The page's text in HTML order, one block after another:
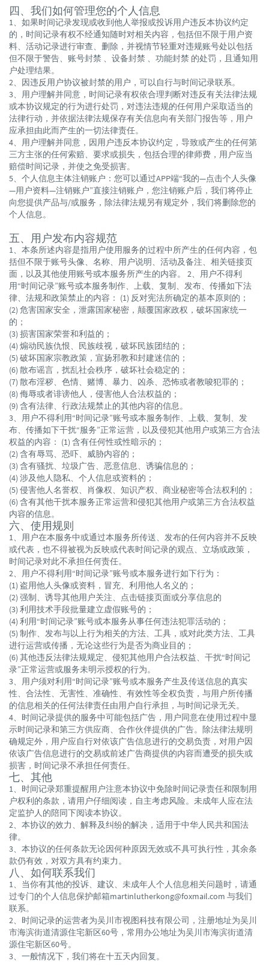
四、我们如何管理您的个人信息
1、如果时间记录发现或收到他人举报或投诉用户违反本协议约定
的，时间记录有权不经通知随时对相关内容，包括但不限于用户资
料、活动记录进行审查、删除，并视情节轻重对违规账号处以包括
但不限于警告、账号封禁 、设备封禁 、功能封禁 的处罚，且通知用
户处理结果。
2、因违反用户协议被封禁的用户，可以自行与时间记录联系。
3、用户理解并同意，时间记录有权依合理判断对违反有关法律法规
或本协议规定的行为进行处罚，对违法违规的任何用户采取适当的
法律行动，并依据法律法规保存有关信息向有关部门报告等，用户
应承担由此而产生的一切法律责任。
4、用户理解并同意，因用户违反本协议约定，导致或产生的任何第
三方主张的任何索赔、要求或损失，包括合理的律师费，用户应当
赔偿时间记录，并使之免受损害。
5、个人信息主体注销账户：您可以通过APP端“我的—点击个人头像
—用户资料—注销账户”直接注销账户，您注销账户后，我们将停止
向您提供产品与/或服务，除法律法规另有规定外，我们将删除您的
个人信息。
五、用户发布内容规范
1、本条所述内容是指用户使用服务的过程中所产生的任何内容，包
括但不限于账号头像、名称、用户说明、活动及备注、相关链接页
面，以及其他使用账号或本服务所产生的内容。 2、用户不得利
用“时间记录”账号或本服务制作、上载、复制、发布、传播如下法
律、法规和政策禁止的内容： (1) 反对宪法所确定的基本原则的；
(2) 危害国家安全，泄露国家秘密，颠覆国家政权，破坏国家统一
的；
(3) 损害国家荣誉和利益的；
(4) 煽动民族仇恨、民族歧视，破坏民族团结的；
(5) 破坏国家宗教政策，宣扬邪教和封建迷信的；
(6) 散布谣言，扰乱社会秩序，破坏社会稳定的；
(7) 散布淫秽、色情、赌博、暴力、凶杀、恐怖或者教唆犯罪的；
(8) 侮辱或者诽谤他人，侵害他人合法权益的；
(9) 含有法律、行政法规禁止的其他内容的信息。
3、用户不得利用“时间记录”账号或本服务制作、上载、复制、发
布、传播如下干扰“服务”正常运营，以及侵犯其他用户或第三方合法
权益的内容： (1) 含有任何性或性暗示的；
(2) 含有辱骂、恐吓、威胁内容的；
(3) 含有骚扰、垃圾广告、恶意信息、诱骗信息的；
(4) 涉及他人隐私、个人信息或资料的；
(5) 侵害他人名誉权、肖像权、知识产权、商业秘密等合法权利的；
(6) 含有其他干扰本服务正常运营和侵犯其他用户或第三方合法权益
内容的信息。
六、使用规则
1、用户在本服务中或通过本服务所传送、发布的任何内容并不反映
或代表，也不得被视为反映或代表时间记录的观点、立场或政策，
时间记录对此不承担任何责任。
2、用户不得利用“时间记录”账号或本服务进行如下行为：
(1) 盗用他人头像或资料，冒充、利用他人名义的；
(2) 强制、诱导其他用户关注、点击链接页面或分享信息的
(3) 利用技术手段批量建立虚假账号的；
(4) 利用“时间记录”账号或本服务从事任何违法犯罪活动的；
(5) 制作、发布与以上行为相关的方法、工具，或对此类方法、工具
进行运营或传播，无论这些行为是否为商业目的；
(6) 其他违反法律法规规定、侵犯其他用户合法权益、干扰“时间记
录”正常运营或服务未明示授权的行为。
3、用户须对利用“时间记录”账号或本服务产生及传送信息的真实
性、合法性、无害性、准确性、有效性等全权负责，与用户所传播
的信息相关的任何法律责任由用户自行承担，与时间记录无关。
4、时间记录提供的服务中可能包括广告，用户同意在使用过程中显
示时间记录和第三方供应商、合作伙伴提供的广告。除法律法规明
确规定外，用户应自行对依该广告信息进行的交易负责，对用户因
依该广告信息进行的交易或前述广告商提供的内容而遭受的损失或
损害，时间记录不承担任何责任。
七、其他
1、时间记录郑重提醒用户注意本协议中免除时间记录责任和限制用
户权利的条款，请用户仔细阅读，自主考虑风险。未成年人应在法
定监护人的陪同下阅读本协议。
2、本协议的效力、解释及纠纷的解决，适用于中华人民共和国法
律。
3、本协议的任何条款无论因何种原因无效或不具可执行性，其余条
款仍有效，对双方具有约束力。
八、如何联系我们
1、当你有其他的投诉、建议、未成年人个人信息相关问题时，请通
过专门的个人信息保护邮箱martinlutherkong@foxmail.com 与我们
联系。
2、时间记录的运营者为吴川市视图科技有限公司，注册地址为吴川
市海滨街道清源住宅新区60号，常用办公地址为吴川市海滨街道清
源住宅新区60号。
3、一般情况下，我们将在十五天内回复。